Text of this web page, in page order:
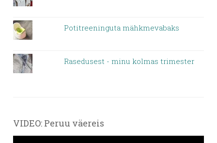
Potitreeninguta mähkmevabaks
Rasedusest - minu kolmas trimester
VIDEO: Peruu väereis